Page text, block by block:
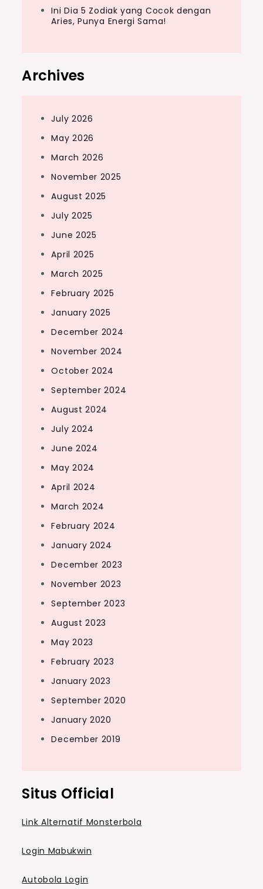
Ini Dia 5 Zodiak yang Cocok dengan
Aries, Punya Energi Sama!
Archives
July 2026
May 2026
March 2026
November 2025
August 2025
July 2025
June 2025
April 2025
March 2025
February 2025
January 2025
December 2024
November 2024
October 2024
September 2024
August 2024
July 2024
June 2024
May 2024
April 2024
March 2024
February 2024
January 2024
December 2023
November 2023
September 2023
August 2023
May 2023
February 2023
January 2023
September 2020
January 2020
December 2019
Situs Official
Link Alternatif Monsterbola
Login Mabukwin
Autobola Login